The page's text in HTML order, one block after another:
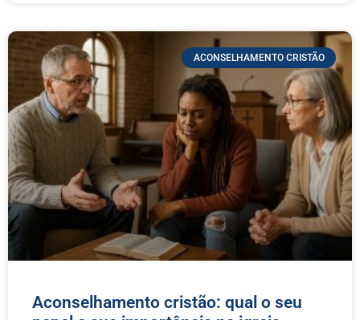
ACONSELHAMENTO CRISTÃO
Aconselhamento cristão: qual o seu